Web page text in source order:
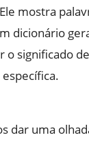
mostra
dicionário
o significado
dar uma